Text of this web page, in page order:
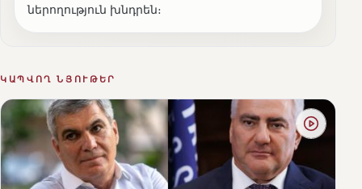
ներողություն խնդրեն։
ԿԱՊՎՈՂ ՆՅՈՒԹԵՐ